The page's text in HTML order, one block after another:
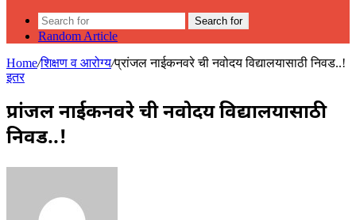
Search for
Random Article
Home/शिक्षण व आरोग्य/प्रांजल नाईकनवरे ची नवोदय विद्यालयासाठी निवड..!
इतर
प्रांजल नाईकनवरे ची नवोदय विद्यालयासाठी
निवड..!